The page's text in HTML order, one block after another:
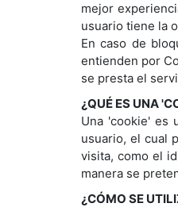
mejor
usuario tiene la
En caso de
entienden por
se presta el
¿QUÉ ES UNA
Una 'cookie' es
usuario, el cual
visita, como el
manera se
¿CÓMO SE